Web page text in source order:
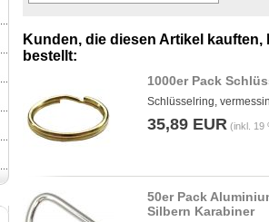
Kunden, die diesen Artikel
bestellt:
1000er Pack
Schlüsselring,
35,89 EUR (inkl. 19
50er Pack
Silbern Karabiner